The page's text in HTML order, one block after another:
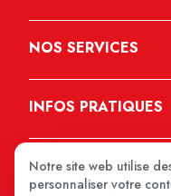
NOS SERVICES
INFOS PRATIQUES
Notre site web utilise
personnaliser votre